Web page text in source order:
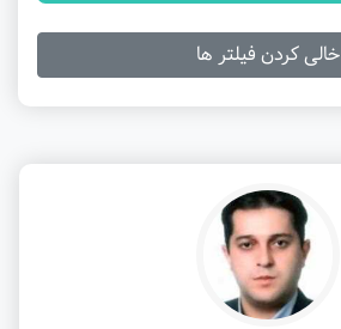
خالی کردن فیلتر ها